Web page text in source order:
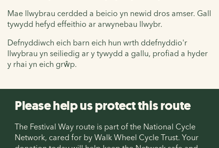
Mae llwybrau cerdded a beicio yn newid dros amser. Gall
tywydd hefyd effeithio ar arwynebau llwybr.
Defnyddiwch eich barn eich hun wrth ddefnyddio'r
llwybrau yn seiliedig ar y tywydd a gallu, profiad a hyder
y rhai yn eich grŵp.
Please help us protect this route
The Festival Way route is part of the National Cycle
Network, cared for by Walk Wheel Cycle Trust. Your